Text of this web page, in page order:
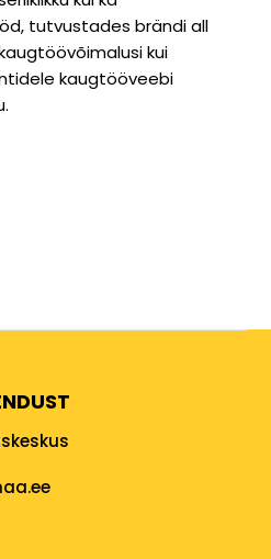
tutvustades brändi all
kui
kaugtööveebi